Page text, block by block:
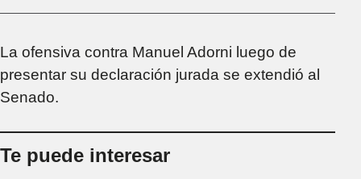
La ofensiva contra Manuel Adorni luego de
presentar su declaración jurada se extendió al
Senado.
Te puede interesar